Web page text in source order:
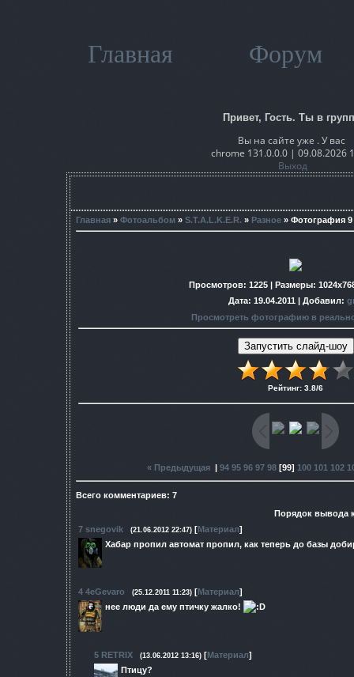
Главная Форум
Привет, Гость. Ты в
Вы на сайте уже . У вас
chrome 131.0.0.0 | 09.08.2026
Выход
Главная » Фотоальбом » S.T.A.L.K.E.R. » Разное » Фотография 9
Просмотров: 1225 | Размеры:
Дата: 19.04.2011 | Добавил:
Просмотреть фотографию в
Рейтинг: 3.8/6
« Предыдущая| 94 95 96 97 98[99] 100 101 102
Всего комментариев: 7
Порядок вывода
7 snegovik (21.06.2012 22:47) [Материал]
Хабар пропил автомат пропил, как теперь до базы
4 4eGevaro (25.12.2011 11:23) [Материал]
нее люди да ему птичку жалко!
5 RETRIX (13.06.2012 13:16) [Материал]
Птицу?